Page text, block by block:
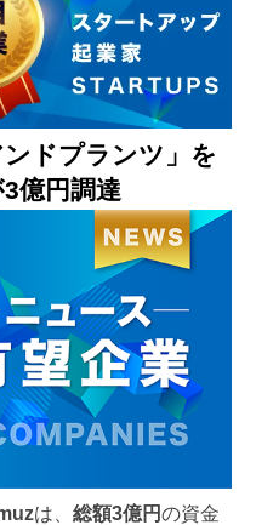
ドプランツ」を
億円調達
は、 総額3億円の資金